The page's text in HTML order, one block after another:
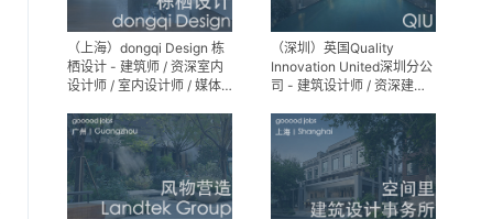
（上海）dongqi Design 栋
栖设计 - 建筑师 / 资深室内
设计师 / 室内设计师 / 媒体
生（常年招聘）
（深圳）英国Quality
Innovation United深圳分公
司 - 建筑设计师 / 资深建筑
实习生